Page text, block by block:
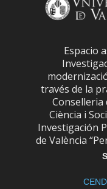
Espacio
través de la
Conselleria
Ciència i
Investigación
de València